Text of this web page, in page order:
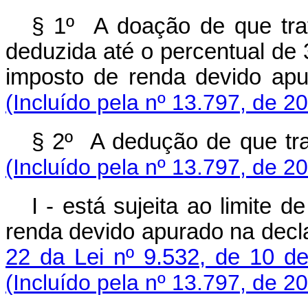
§ 1º A doação de que
deduzida até o percentual
imposto de renda devido
(Incluído pela nº 13.797, de
§ 2º A dedução de que
(Incluído pela nº 13.797, de
I - está sujeita ao limite
renda devido apurado na
22 da Lei nº 9.532, de 10
(Incluído pela nº 13.797, de